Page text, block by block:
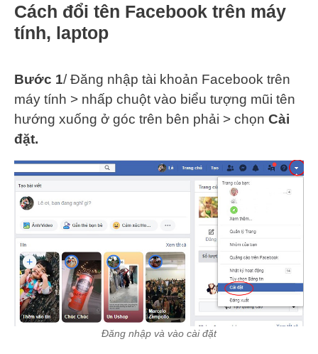
Cách đổi tên Facebook trên máy
tính, laptop
Bước 1/ Đăng nhập tài khoản Facebook trên
máy tính > nhấp chuột vào biểu tượng mũi tên
hướng xuống ở góc trên bên phải > chọn Cài
đặt.
Đăng nhập và vào cài đặt